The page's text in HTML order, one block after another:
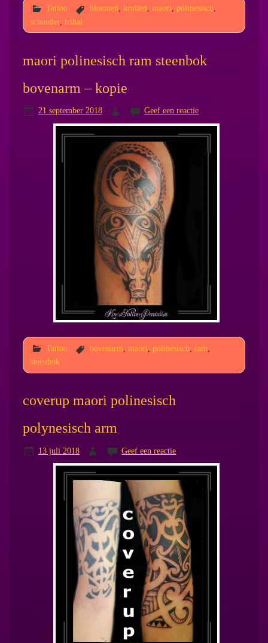
Tattoo bloemen, krullen, maori, polinesisch,
schouder, tribal
maori polinesisch ram steenbok
bovenarm – kopie
21 september 2018 Geef een reactie
Tattoo bovenarm maori polinesisch ram
steenbok
coverup maori polinesisch
polynesisch arm
13 juli 2018 Geef een reactie